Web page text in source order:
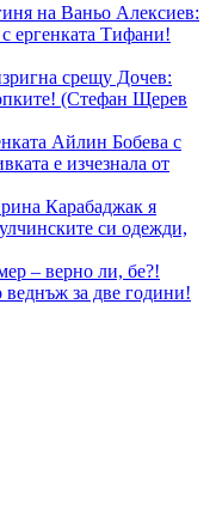
на Ваньо Алексиев:
ергенката Тифани!
срещу Дочев:
(Стефан Щерев
Айлин Бобева с
е изчезнала от
Карабаджак я
си одежди,
– верно ли, бе?!
веднъж за две години!